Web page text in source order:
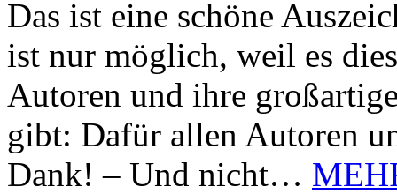
Das ist eine schöne
ist nur möglich, weil es
Autoren und ihre
gibt: Dafür allen Autoren
Dank! – Und nicht…